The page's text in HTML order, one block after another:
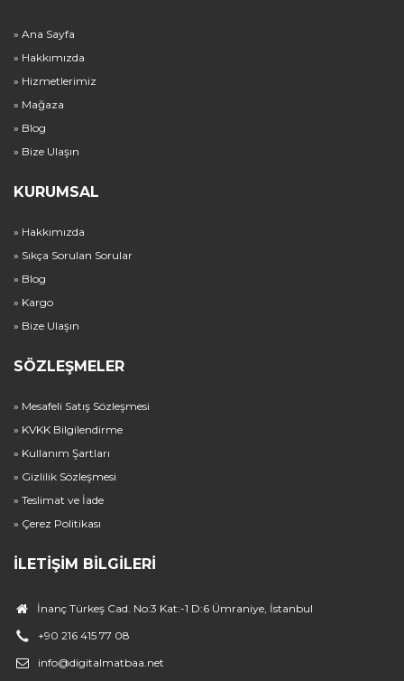
» Ana Sayfa
» Hakkımızda
» Hizmetlerimiz
» Mağaza
» Blog
» Bize Ulaşın
KURUMSAL
» Hakkımızda
» Sıkça Sorulan Sorular
» Blog
» Kargo
» Bize Ulaşın
SÖZLEŞMELER
» Mesafeli Satış Sözleşmesi
» KVKK Bilgilendirme
» Kullanım Şartları
» Gizlilik Sözleşmesi
» Teslimat ve İade
» Çerez Politikası
İLETIŞIM BILGILERI
İnanç Türkeş Cad. No:3 Kat:-1 D:6 Ümraniye, İstanbul
+90 216 415 77 08
info@digitalmatbaa.net